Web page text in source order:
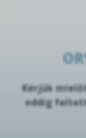
Kérjük
eddig